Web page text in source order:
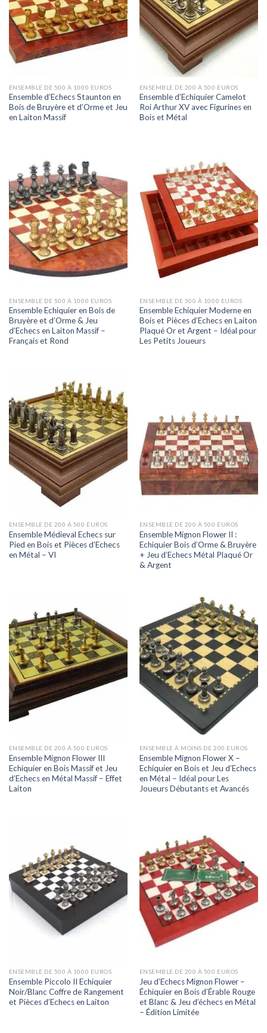
ENSEMBLE DE 500 À 1000 EUROS
Ensemble d’Echecs Staunton en
Bois de Bruyère et d’Orme et Jeu
en Laiton Massif
ENSEMBLE DE 200 À 500 EUROS
Ensemble d’Echiquier Camelot
Roi Arthur XV avec Figurines en
Bois et Métal
ENSEMBLE DE 500 À 1000 EUROS
Ensemble Echiquier en Bois de
Bruyère et d’Orme & Jeu
d’Echecs en Laiton Massif –
Français et Rond
ENSEMBLE DE 500 À 1000 EUROS
Ensemble Echiquier Moderne en
Bois et Pièces d’Echecs en Laiton
Plaqué Or et Argent – Idéal pour
Les Petits Joueurs
ENSEMBLE DE 200 À 500 EUROS
Ensemble Médieval Echecs sur
Pied en Bois et Pièces d’Echecs
en Métal – VI
ENSEMBLE DE 200 À 500 EUROS
Ensemble Mignon Flower II :
Echiquier Bois d’Orme & Bruyère
+ Jeu d’Echecs Métal Plaqué Or
& Argent
ENSEMBLE DE 200 À 500 EUROS
Ensemble Mignon Flower III
Echiquier en Bois Massif et Jeu
d’Echecs en Métal Massif – Effet
Laiton
ENSEMBLE À MOINS DE 200 EUROS
Ensemble Mignon Flower X –
Echiquier en Bois et Jeu d’Echecs
en Métal – Idéal pour Les
Joueurs Débutants et Avancés
ENSEMBLE DE 500 À 1000 EUROS
Ensemble Piccolo II Echiquier
Noir/Blanc Coffre de Rangement
et Pièces d’Echecs en Laiton
ENSEMBLE DE 200 À 500 EUROS
Jeu d’Echecs Mignon Flower –
Échiquier en Bois d’Érable Rouge
et Blanc & Jeu d’échecs en Métal
– Édition Limitée